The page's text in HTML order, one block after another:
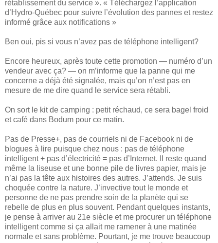
rétablissement du service ». « Téléchargez l’application
d’Hydro-Québec pour suivre l’évolution des pannes et restez
informé grâce aux notifications »
Ben oui, pis si vous n’avez pas de téléphone intelligent?
Encore heureux, après toute cette promotion — numéro d’un
vendeur avec ça? — on m’informe que la panne qui me
concerne a déjà été signalée, mais qu’on n’est pas en
mesure de me dire quand le service sera rétabli.
On sort le kit de camping : petit réchaud, ce sera bagel froid
et café dans Bodum pour ce matin.
Pas de Presse+, pas de courriels ni de Facebook ni de
blogues à lire puisque chez nous : pas de téléphone
intelligent + pas d’électricité = pas d’Internet. Il reste quand
même la liseuse et une bonne pile de livres papier, mais je
n’ai pas la tête aux histoires des autres. J’attends. Je suis
choquée contre la nature. J’invective tout le monde et
personne de ne pas prendre soin de la planète qui se
rebelle de plus en plus souvent. Pendant quelques instants,
je pense à arriver au 21e siècle et me procurer un téléphone
intelligent comme si ça allait me ramener à une matinée
normale et sans problème. Pourtant, je me trouve beaucoup